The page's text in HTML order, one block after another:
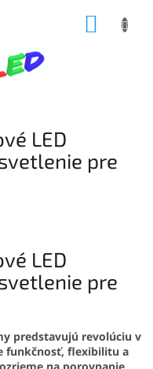
LED
pre
LED
pre
predstavujú revolúciu v
funkčnosť, flexibilitu a
na porovnanie